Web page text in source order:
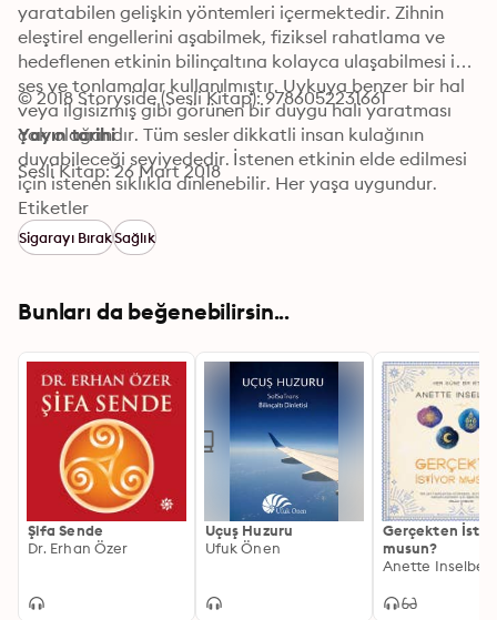
yaratabilen gelişkin yöntemleri içermektedir. Zihnin
eleştirel engellerini aşabilmek, fiziksel rahatlama ve
hedeflenen etkinin bilinçaltına kolayca ulaşabilmesi için
ses ve tonlamalar kullanılmıştır. Uykuya benzer bir hal
veya ilgisizmiş gibi görünen bir duygu hali yaratması
çok olağandır. Tüm sesler dikkatli insan kulağının
duyabileceği seviyededir. İstenen etkinin elde edilmesi
için istenen sıklıkla dinlenebilir. Her yaşa uygundur.
© 2018 Storyside (Sesli Kitap): 9786052231661
Yayın tarihi
Sesli Kitap: 26 Mart 2018
Etiketler
Sigarayı BırakSağlık
Bunları da beğenebilirsin...
Şifa Sende
Dr. Erhan Özer
Uçuş Huzuru
Ufuk Önen
Gerçekten
musun?
Anette